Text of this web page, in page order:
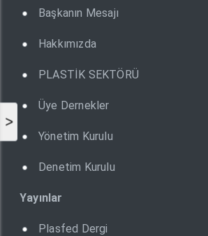
>
Başkanın Mesajı
Hakkımızda
PLASTİK SEKTÖRÜ
Üye Dernekler
Yönetim Kurulu
Denetim Kurulu
Yayınlar
Plasfed Dergi